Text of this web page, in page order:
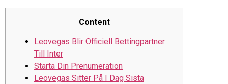
Content
Leovegas Blir Officiell Bettingpartner
Till Inter
Starta Din Prenumeration
Leovegas Sitter På I Dag Sista